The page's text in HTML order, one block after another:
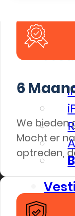
Mee
6
We bieden
Mocht er
optreden,